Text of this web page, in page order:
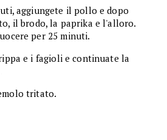
aggiungete il pollo e dopo
il brodo, la paprika e l'alloro.
per 25 minuti.
e i fagioli e continuate la
tritato.